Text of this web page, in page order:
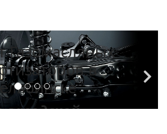
Газомасляных
в
заводской